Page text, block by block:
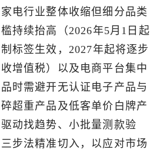
电行业整体收缩但细分品类
持续抬高（2026年5月1日起
标签生效，2027年起将逐步
增值税）以及电商平台集中
时需避开无认证电子产品与
超重产品及低客单价白牌产
动找趋势、小批量测款验
步法精准切入，以应对市场